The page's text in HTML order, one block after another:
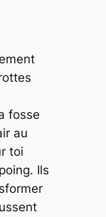
fosse
au
toi
Ils